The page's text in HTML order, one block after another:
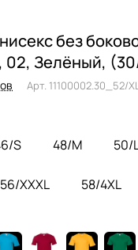
без
02, Зелёный,
Арт. 11100002.30_52/
S 48/M 50/
56/XXXL 58/4XL